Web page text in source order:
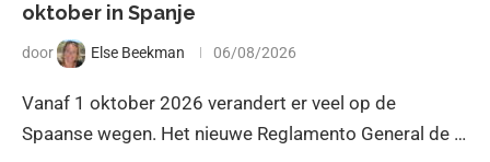
oktober in Spanje
door Else Beekman 06/08/2026
Vanaf 1 oktober 2026 verandert er veel op de
Spaanse wegen. Het nieuwe Reglamento General de …